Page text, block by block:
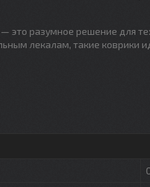
это разумное решение для
лекалам, такие коврики